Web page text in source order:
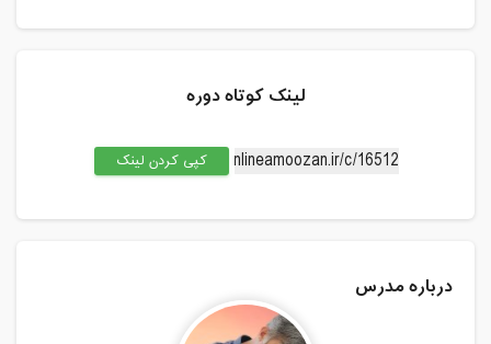
لینک کوتاه دوره
کپی کردن لینک
درباره مدرس